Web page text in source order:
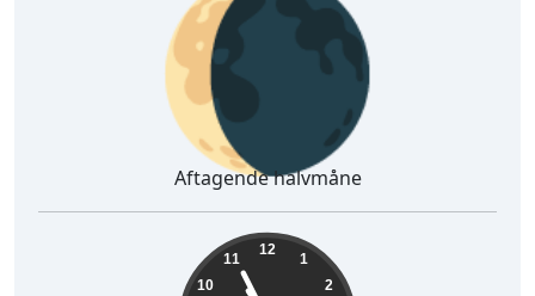
🌘
Aftagende halvmåne
12
1
2
10
11